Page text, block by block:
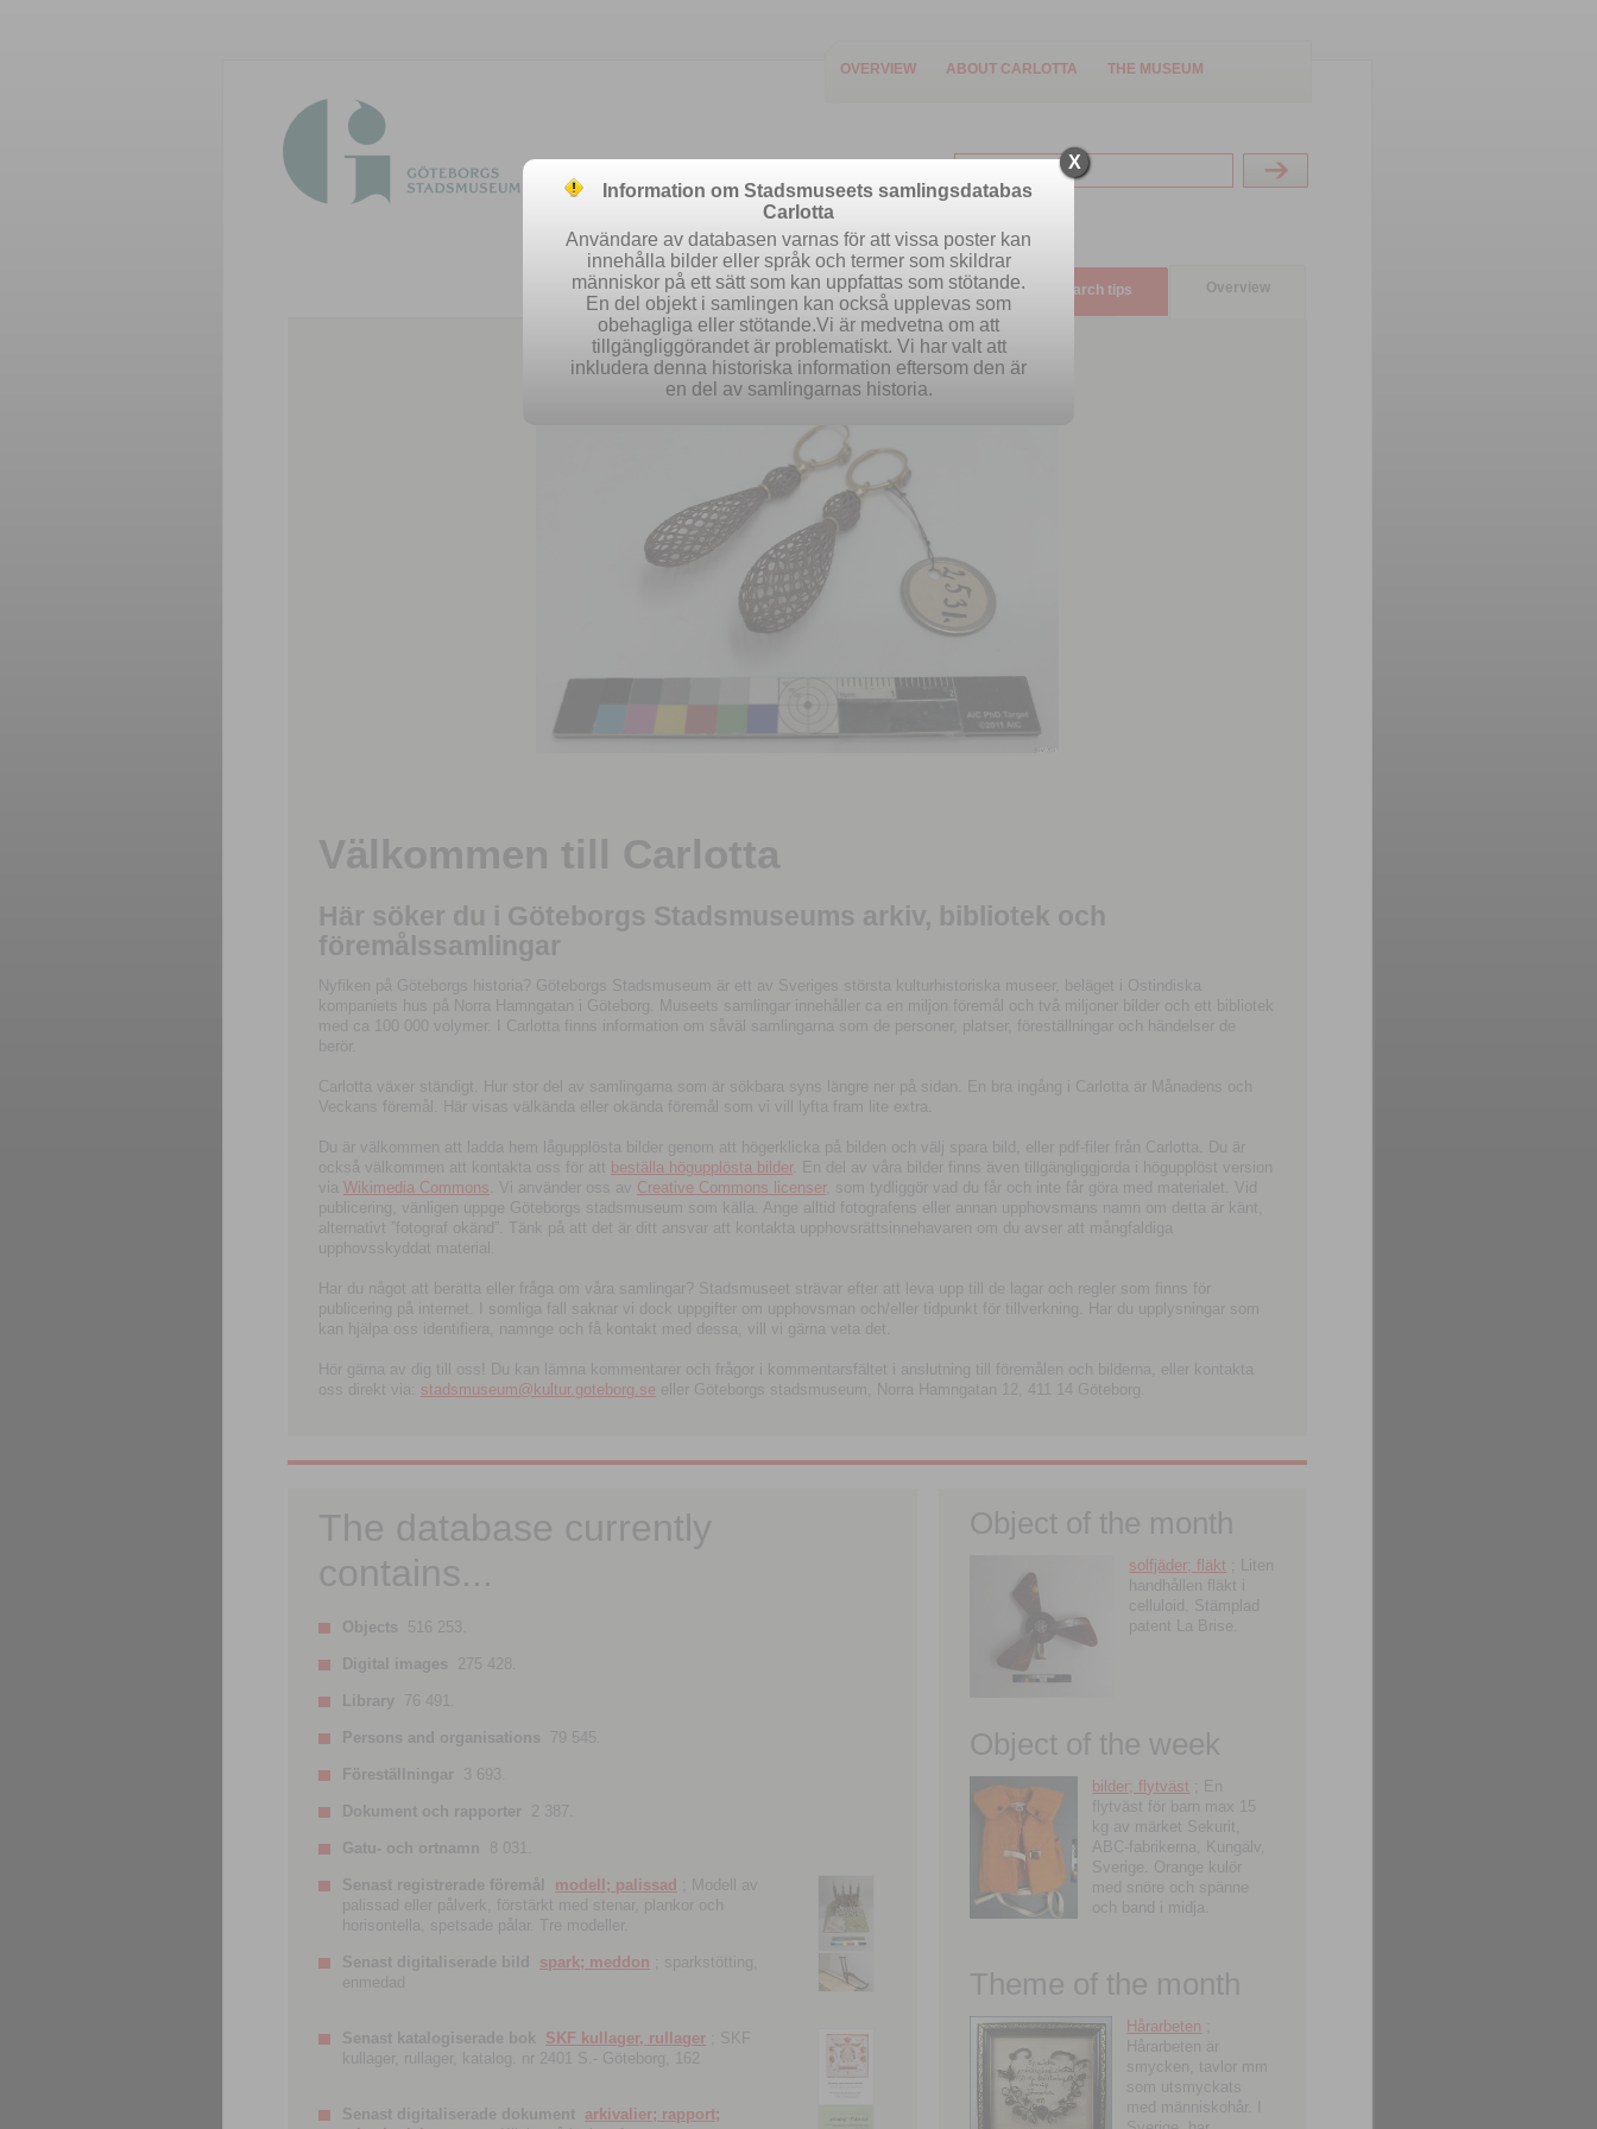
OVERVIEW ABOUT CARLOTTA THE MUSEUM
Easy search Advanced search Search tips Overview
Välkommen till Carlotta
Här söker du i Göteborgs Stadsmuseums arkiv, bibliotek och
föremålssamlingar
Nyfiken på Göteborgs historia? Göteborgs Stadsmuseum är ett av Sveriges största kulturhistoriska museer, beläget i Ostindiska
kompaniets hus på Norra Hamngatan i Göteborg. Museets samlingar innehåller ca en miljon föremål och två miljoner bilder och ett bibliotek
med ca 100 000 volymer. I Carlotta finns information om såväl samlingarna som de personer, platser, föreställningar och händelser de
berör.
Carlotta växer ständigt. Hur stor del av samlingarna som är sökbara syns längre ner på sidan. En bra ingång i Carlotta är Månadens och
Veckans föremål. Här visas välkända eller okända föremål som vi vill lyfta fram lite extra.
Du är välkommen att ladda hem lågupplösta bilder genom att högerklicka på bilden och välj spara bild, eller pdf-filer från Carlotta. Du är
också välkommen att kontakta oss för att beställa högupplösta bilder. En del av våra bilder finns även tillgängliggjorda i högupplöst version
via Wikimedia Commons . Vi använder oss av Creative Commons licenser, som tydliggör vad du får och inte får göra med materialet. Vid
publicering, vänligen uppge Göteborgs stadsmuseum som källa. Ange alltid fotografens eller annan upphovsmans namn om detta är känt,
alternativt ”fotograf okänd”. Tänk på att det är ditt ansvar att kontakta upphovsrättsinnehavaren om du avser att mångfaldiga
upphovsskyddat material.
Har du något att berätta eller fråga om våra samlingar? Stadsmuseet strävar efter att leva upp till de lagar och regler som finns för
publicering på internet. I somliga fall saknar vi dock uppgifter om upphovsman och/eller tidpunkt för tillverkning. Har du upplysningar som
kan hjälpa oss identifiera, namnge och få kontakt med dessa, vill vi gärna veta det.
Hör gärna av dig till oss! Du kan lämna kommentarer och frågor i kommentarsfältet i anslutning till föremålen och bilderna, eller kontakta
oss direkt via: stadsmuseum@kultur.goteborg.se eller Göteborgs stadsmuseum, Norra Hamngatan 12, 411 14 Göteborg.
The database currently
contains...
Objects 516 253.
Digital images 275 428.
Library 76 491.
Persons and organisations 79 545.
Föreställningar 3 693.
Dokument och rapporter 2 387.
Gatu- och ortnamn 8 031.
Senast registrerade föremål modell; palissad
; Modell av
palissad eller pålverk, förstärkt med stenar, plankor och
horisontella, spetsade pålar. Tre modeller.
Senast digitaliserade bild spark; meddon ; sparkstötting,
enmedad
Senast katalogiserade bok SKF kullager, rullager ; SKF
kullager, rullager, katalog. nr 2401 S.- Göteborg, 162
Senast digitaliserade dokument arkivalier; rapport;
Object of the month
solfjäder; fläkt ; Liten
handhållen fläkt i
celluloid. Stämplad
patent La Brise.
Object of the week
bilder; flytväst ; En
flytväst för barn max 15
kg av märket Sekurit,
ABC-fabrikerna, Kungälv,
Sverige. Orange kulör
med snöre och spänne
och band i midja.
Theme of the month
Hårarbeten
Hårarbeten är
smycken, tavlor mm
som utsmyckats
med människohår. I
X
Information om Stadsmuseets samlingsdatabas
Carlotta
Användare av databasen varnas för att vissa poster kan
innehålla bilder eller språk och termer som skildrar
människor på ett sätt som kan uppfattas som stötande.
En del objekt i samlingen kan också upplevas som
obehagliga eller stötande.Vi är medvetna om att
tillgängliggörandet är problematiskt. Vi har valt att
inkludera denna historiska information eftersom den är
en del av samlingarnas historia.